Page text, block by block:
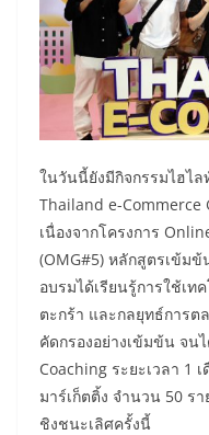
ในวันนี้ยังมีกิจกรรมไฮไ
Thailand e-Commerce
เนื่องจากโครงการ
(OMG#5) หลักสูตรเข้มข้
อบรมได้เรียนรู้การใช้เท
ตะกร้า และกลยุทธ์การต
คัดกรองอย่างเข้มข้น จน
Coaching ระยะเวลา 1
มาร์เก็ตติ้ง จำนวน 50 ร
ชิงชนะเลิศครั้งนี้